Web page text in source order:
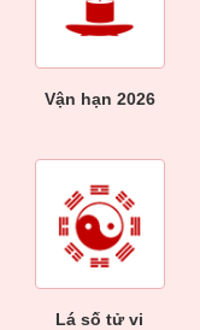
Vận hạn 2026
Lá số tử vi